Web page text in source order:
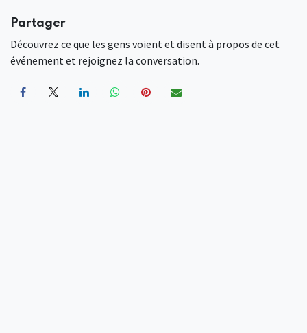
Partager
Découvrez ce que les gens voient et disent à propos de cet
événement et rejoignez la conversation.